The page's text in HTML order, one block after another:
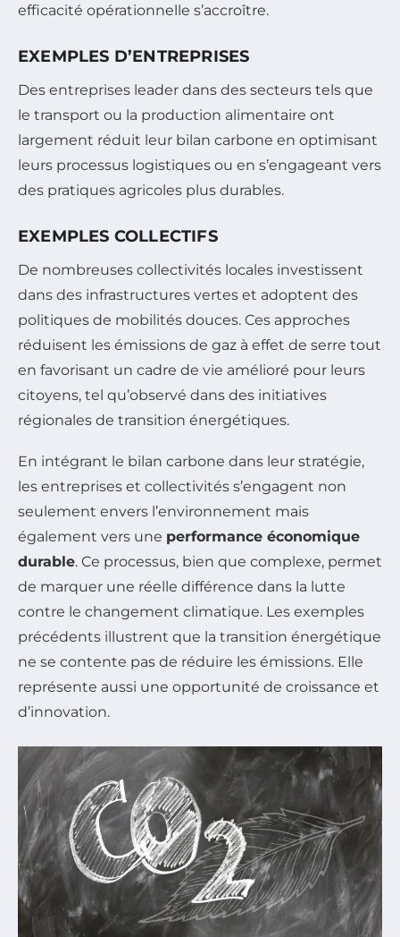
efficacité opérationnelle s’accroître.
EXEMPLES D’ENTREPRISES
Des entreprises leader dans des secteurs tels que
le transport ou la production alimentaire ont
largement réduit leur bilan carbone en optimisant
leurs processus logistiques ou en s’engageant vers
des pratiques agricoles plus durables.
EXEMPLES COLLECTIFS
De nombreuses collectivités locales investissent
dans des infrastructures vertes et adoptent des
politiques de mobilités douces. Ces approches
réduisent les émissions de gaz à effet de serre tout
en favorisant un cadre de vie amélioré pour leurs
citoyens, tel qu’observé dans des initiatives
régionales de transition énergétiques.
En intégrant le bilan carbone dans leur stratégie,
les entreprises et collectivités s’engagent non
seulement envers l’environnement mais
également vers une performance économique
durable. Ce processus, bien que complexe, permet
de marquer une réelle différence dans la lutte
contre le changement climatique. Les exemples
précédents illustrent que la transition énergétique
ne se contente pas de réduire les émissions. Elle
représente aussi une opportunité de croissance et
d’innovation.